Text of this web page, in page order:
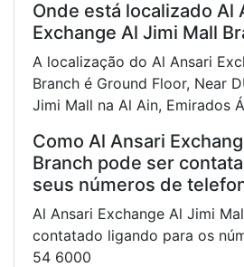
Onde está localizado Al
Exchange Al Jimi Mall
A localização do Al Ansari
Branch é Ground Floor, Near
Jimi Mall na Al Ain, Emirados
Como Al Ansari
Branch pode ser
seus números de
Al Ansari Exchange Al Jimi
contatado ligando para os
54 6000